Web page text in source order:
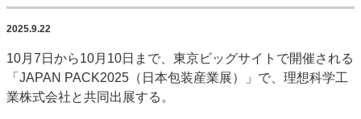
カテゴリー一覧
デジタル印刷
SDGs・地域
ポストプレス ビジネス イベント 信用情報
業界
市場・統計
人事・移転・異動・訃報
2025.9.22
10月7日から10月10日まで、東京ビッグサイトで開催される
「JAPAN PACK2025（日本包装産業展）」で、理想科学工
業株式会社と共同出展する。